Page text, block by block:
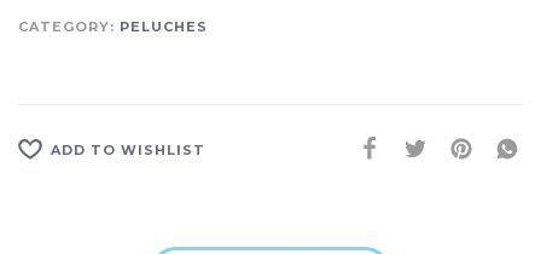
CATEGORY: PELUCHES
ADD TO WISHLIST